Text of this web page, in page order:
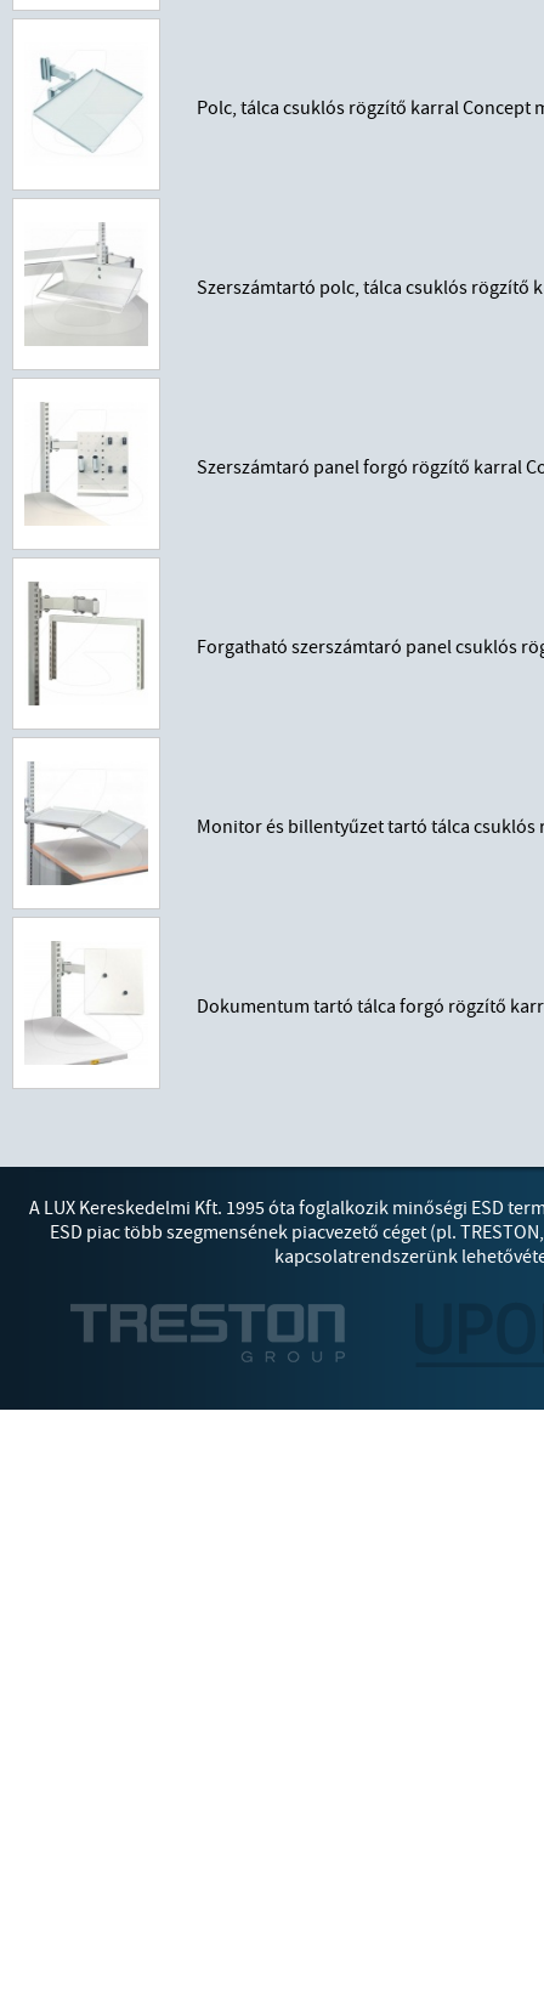
Polc, tálca csuklós rögzítő karral Concept
Szerszámtartó polc, tálca csuklós rögzítő
Szerszámtaró panel forgó rögzítő karral
Forgatható szerszámtaró panel csuklós
Monitor és billentyűzet tartó tálca
Dokumentum tartó tálca forgó rögzítő
A LUX Kereskedelmi Kft. 1995 óta foglalkozik minőségi ESD
ESD piac több szegmensének piacvezető céget (pl.
kapcsolatrendszerünk